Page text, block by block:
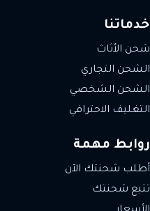
خدماتنا
شحن الأثاث
الشحن التجاري
الشحن الشخصي
التغليف الاحترافي
روابط مهمة
أطلب شحنتك الآن
تتبع شحنتك